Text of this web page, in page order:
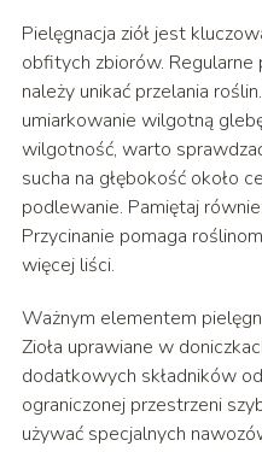
Pielęgnacja ziół jest
obfitych zbiorów.
należy unikać przelania
umiarkowanie wilgotną
wilgotność, warto
sucha na głębokość około
podlewanie. Pamiętaj
Przycinanie pomaga
więcej liści.
Ważnym elementem
Zioła uprawiane w
dodatkowych składników
ograniczonej przestrzeni
używać specjalnych